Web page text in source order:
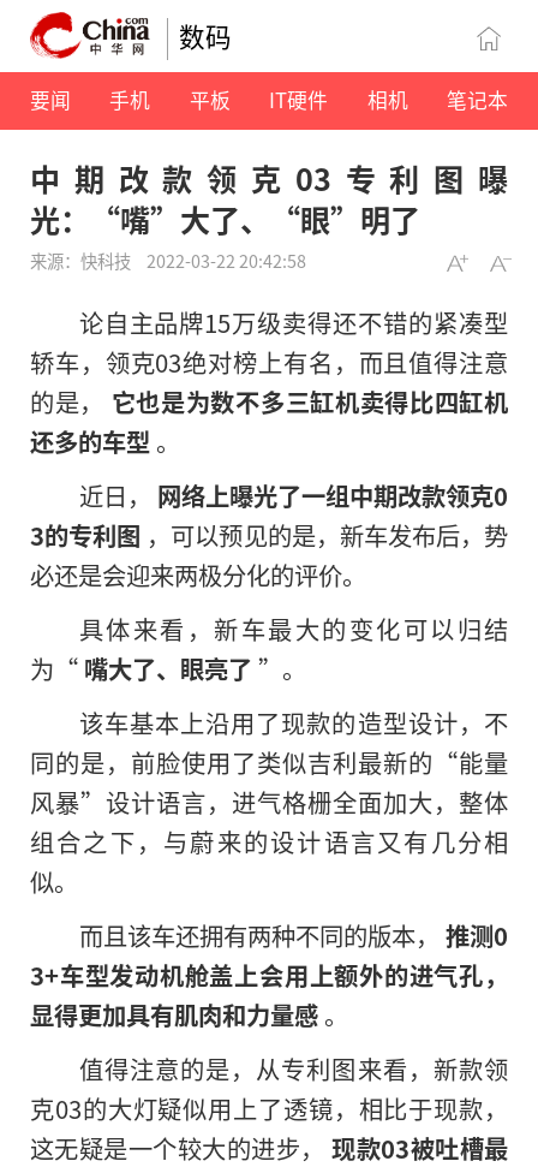
数码
要闻 手机 平板 IT硬件 相机 笔记本
中期改款领克03专利图曝
光：“嘴”大了、“眼”明了
来源：快科技 2022-03-22 20:42:58
论自主品牌15万级卖得还不错的紧凑型
轿车，领克03绝对榜上有名，而且值得注意
的是， 它也是为数不多三缸机卖得比四缸机
还多的车型 。
近日， 网络上曝光了一组中期改款领克0
3的专利图 ，可以预见的是，新车发布后，势
必还是会迎来两极分化的评价。
具体来看，新车最大的变化可以归结
为“ 嘴大了、眼亮了 ”。
该车基本上沿用了现款的造型设计，不
同的是，前脸使用了类似吉利最新的“能量
风暴”设计语言，进气格栅全面加大，整体
组合之下，与蔚来的设计语言又有几分相
似。
而且该车还拥有两种不同的版本， 推测0
3+车型发动机舱盖上会用上额外的进气孔，
显得更加具有肌肉和力量感 。
值得注意的是，从专利图来看，新款领
克03的大灯疑似用上了透镜，相比于现款，
这无疑是一个较大的进步，现款03被吐槽最